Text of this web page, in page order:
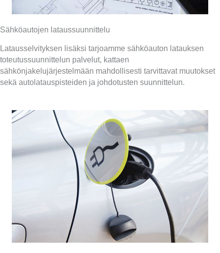
Sähköautojen lataussuunnittelu
Latausselvityksen lisäksi tarjoamme sähköauton latauksen
toteutussuunnittelun palvelut, kattaen
sähkönjakelujärjestelmään mahdollisesti tarvittavat muutokset
sekä autolatauspisteiden ja johdotusten suunnittelun.